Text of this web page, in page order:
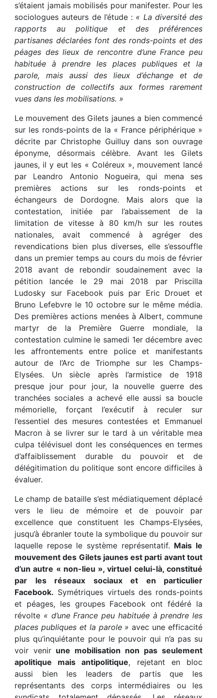
s’étaient jamais mobilisés pour manifester. Pour les
sociologues auteurs de l’étude : « La diversité des
rapports au politique et des préférences
partisanes déclarées font des ronds-points et des
péages des lieux de rencontre d’une France peu
habituée à prendre les places publiques et la
parole, mais aussi des lieux d’échange et de
construction de collectifs aux formes rarement
vues dans les mobilisations. »
Le mouvement des Gilets jaunes a bien commencé
sur les ronds-points de la « France périphérique »
décrite par Christophe Guilluy dans son ouvrage
éponyme, désormais célèbre. Avant les Gilets
jaunes, il y eut les « Coléreux », mouvement lancé
par Leandro Antonio Nogueira, qui mena ses
premières actions sur les ronds-points et
échangeurs de Dordogne. Mais alors que la
contestation, initiée par l’abaissement de la
limitation de vitesse à 80 km/h sur les routes
nationales, avait commencé à agréger des
revendications bien plus diverses, elle s’essouffle
dans un premier temps au cours du mois de février
2018 avant de rebondir soudainement avec la
pétition lancée le 29 mai 2018 par Priscilla
Ludosky sur Facebook puis par Eric Drouet et
Bruno Lefebvre le 10 octobre sur le même média.
Des premières actions menées à Albert, commune
martyr de la Première Guerre mondiale, la
contestation culmine le samedi 1er décembre avec
les affrontements entre police et manifestants
autour de l’Arc de Triomphe sur les Champs-
Elysées. Un siècle après l’armistice de 1918
presque jour pour jour, la nouvelle guerre des
tranchées sociales a achevé elle aussi sa boucle
mémorielle, forçant l’exécutif à reculer sur
l’essentiel des mesures contestées et Emmanuel
Macron à se livrer sur le tard à un véritable mea
culpa télévisuel dont les conséquences en termes
d’affaiblissement durable du pouvoir et de
délégitimation du politique sont encore difficiles à
évaluer.
Le champ de bataille s’est médiatiquement déplacé
vers le lieu de mémoire et de pouvoir par
excellence que constituent les Champs-Elysées,
jusqu’à ébranler toute la symbolique du pouvoir sur
laquelle repose le système représentatif. Mais le
mouvement des Gilets jaunes est parti avant tout
d’un autre « non-lieu », virtuel celui-là, constitué
par les réseaux sociaux et en particulier
Facebook. Symétriques virtuels des ronds-points
et péages, les groupes Facebook ont fédéré la
révolte « d’une France peu habituée à prendre les
places publiques et la parole » avec une efficacité
plus qu’inquiétante pour le pouvoir qui n’a pas su
voir venir une mobilisation non pas seulement
apolitique mais antipolitique, rejetant en bloc
aussi bien les leaders de partis que les
représentants des corps intermédiaires ou les